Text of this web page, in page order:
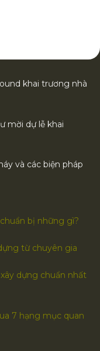
khai trương nhà
mời dự lễ khai
và các biện pháp
bị những gì?
từ chuyên gia
dựng chuẩn nhất
7 hạng mục quan